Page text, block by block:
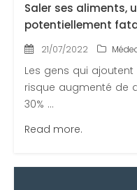
Saler ses aliments,
potentiellement
21/07/2022
Les gens qui
risque augmenté de
30% ...
Read more.